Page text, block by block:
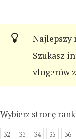
Najlepszy
Szukasz
vlogerów
Wybierz stronę
32 33 34 35 36